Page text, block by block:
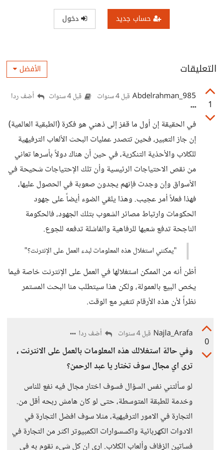
حساب جديد دخول
التعليقات الأفضل
1
Abdelrahman_985 قبل 4 سنوات قبل 4 سنوات أضف ردا
في الحقيقة إن أول ما قفز إلى ذهني هو فكرة (الطبقية العالمية)
إن جاز التعبير، فحين تتصدر عمليات البحث الألعاب الترفيهية
للكلاب والأحذية التنكرية، في حين أن هناك دولاً بأسرها تعاني
من نقص الاحتياجات الرئيسية وأن تلك الإحتياجات شحيحة في
الأسواق وإن وجدت فإنهم يجدون صعوبة في الحصول عليها،
فهذا فعلاً أمر عجيب. وهذا يلقي الضوء أيضاً على جهود
الحكومات وارتباط مصائر الشعوب بتلك الجهود، فالحكومة
الناجحة تدفع شعبها للرفاهية والفاشلة تدفعه للجوع.
"يمكنني استغلال هذه المعلومات لبدء العمل على الإنترنت؟"
أظن أنه من الممكن استغلالها في العمل على الإنترنت خاصة فيما
يخص البيع بالعمولة، ولكن هذا سيتطلب منا البحث المستمر
نظراً لأن هذه الأرقام تتغير مع الوقت.
0
Najla_Arafa قبل 4 سنوات أضف ردا
وفي حالة استغلالك هذه المعلومات بالعمل على الانترنت ،
ترى اي مجال سوف تختار يا عبد الرحمن؟
لو سألتني نفس السؤال فسوف اختار مجال فيه نفع للناس
وخدمة للطبقة المتوسطة، حتى لو كان هامش ربحه أقل من.
التجارة في الامور الترفيهية، مثلا سوف افضل التجارة في
الادوات الكهربائية واكسسوارات الكمبيوتر اكثر من التجارة في
فساتين الزفاف وألعاب الكلاب. ارى ان كل شيء نقوم به في